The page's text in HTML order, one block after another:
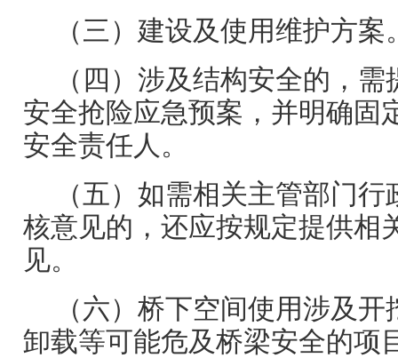
（三）建设及使用维护方案
（四）涉及结构安全的，
安全抢险应急预案，并明确固
安全责任人。
（五）如需相关主管部门
核意见的，还应按规定提供相
见。
（六）桥下空间使用涉及
卸载等可能危及桥梁安全的项